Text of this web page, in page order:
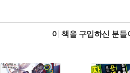
이 책을 구입하신 분